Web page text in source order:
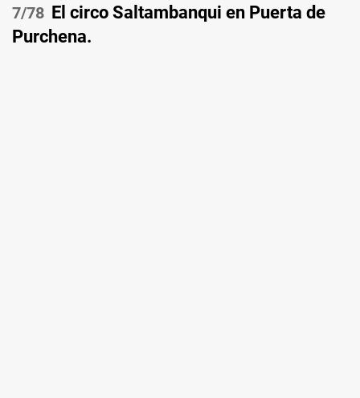
/78 El circo Saltambanqui en Puerta de
Purchena.